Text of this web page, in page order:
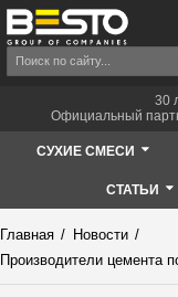
30
Официальный
СУХИЕ СМЕСИ
СТАТЬИ
Главная / Новости /
Производители цемента